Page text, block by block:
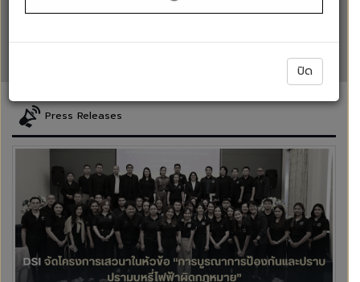
ประจำปี 2569 เพื่อน้อมรำลึกถึงพระเกียรติคุณและพระ
กรุณาธิคุณของพระเจ้าบรมวงศ์เธอ พระองค์เจ้ารพีพัฒน
ศักดิ์ กรมหลวงราชบุรีดิเรกฤทธิ์ พระบิดาแห่งกฎหมายไทย
Press Releases
ปิด